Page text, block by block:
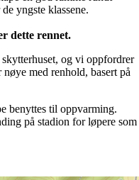
yngste klassene.
dette rennet.
og vi oppfordrer
med renhold, basert på
benyttes til oppvarming.
på stadion for løpere som